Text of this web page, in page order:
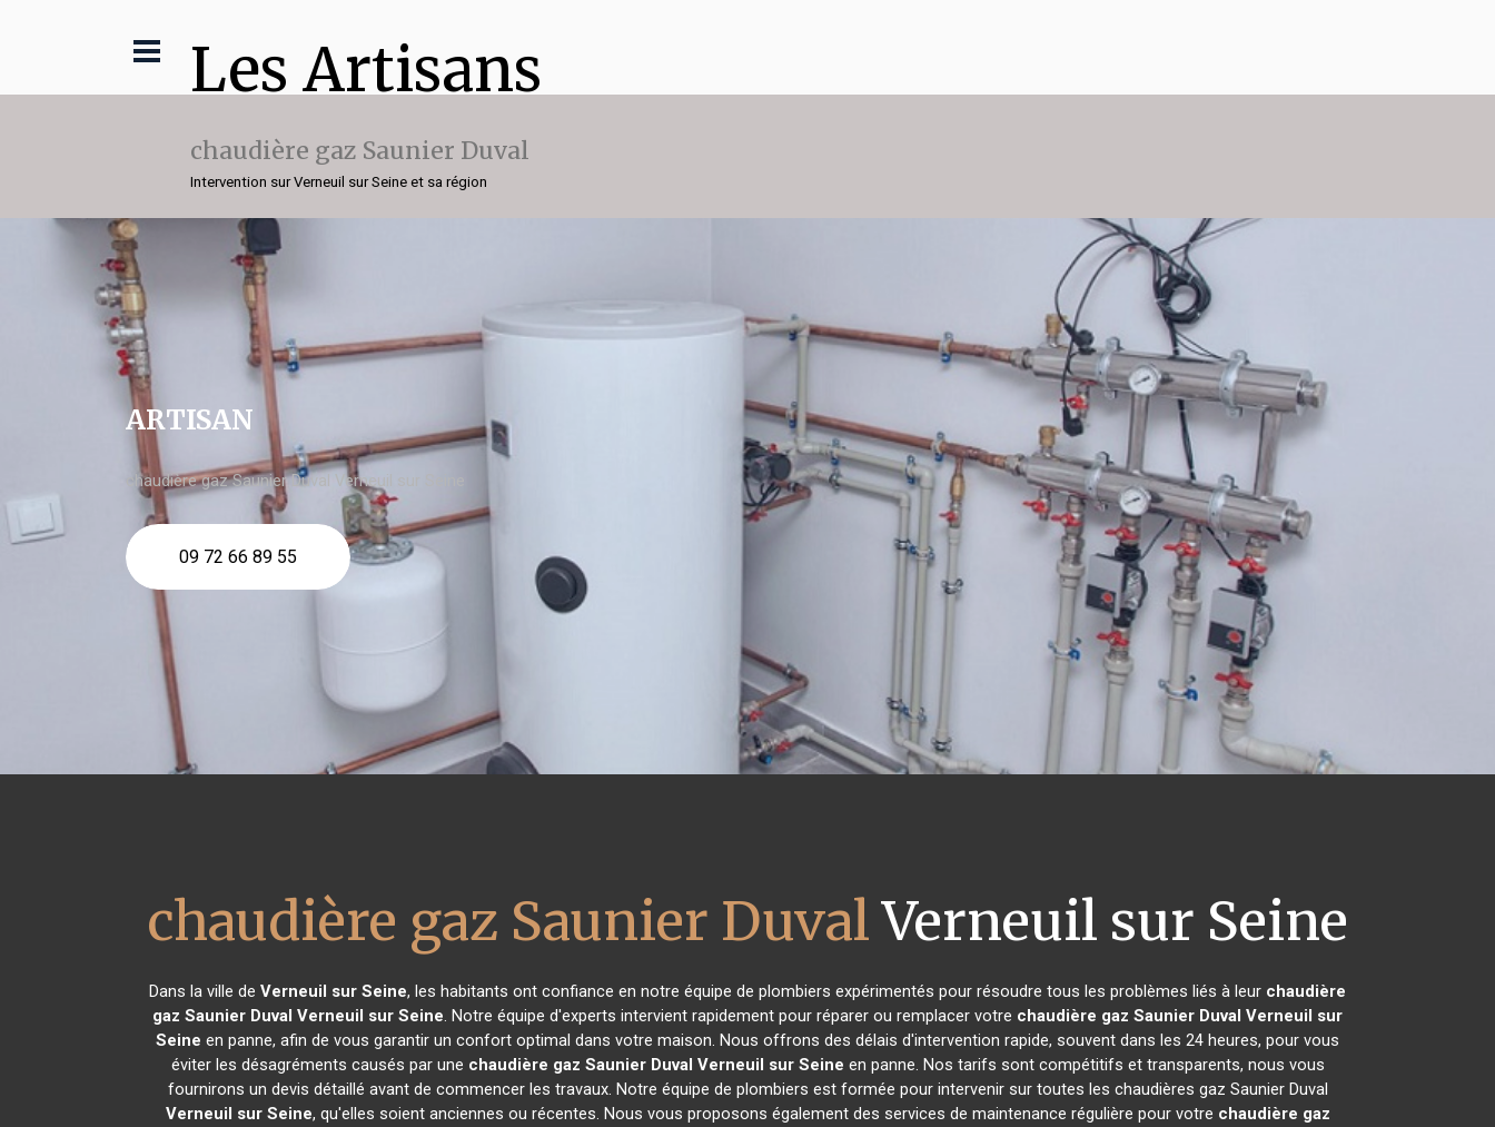
Les Artisans
chaudière gaz Saunier Duval
Intervention sur Verneuil sur Seine et sa région
ARTISAN
chaudière gaz Saunier Duval Verneuil sur Seine
09 72 66 89 55
chaudière gaz Saunier DuvalVerneuil sur Seine
Dans la ville de Verneuil sur Seine, les habitants ont confiance en notre équipe de plombiers expérimentés pour résoudre tous les problèmes liés à leur chaudière
gaz Saunier Duval Verneuil sur Seine. Notre équipe d'experts intervient rapidement pour réparer ou remplacer votre chaudière gaz Saunier Duval Verneuil sur
Seine en panne, afin de vous garantir un confort optimal dans votre maison. Nous offrons des délais d'intervention rapide, souvent dans les 24 heures, pour vous
éviter les désagréments causés par une chaudière gaz Saunier Duval Verneuil sur Seine en panne. Nos tarifs sont compétitifs et transparents, nous vous
fournirons un devis détaillé avant de commencer les travaux. Notre équipe de plombiers est formée pour intervenir sur toutes les chaudières gaz Saunier Duval
Verneuil sur Seine, qu'elles soient anciennes ou récentes. Nous vous proposons également des services de maintenance régulière pour votre chaudière gaz